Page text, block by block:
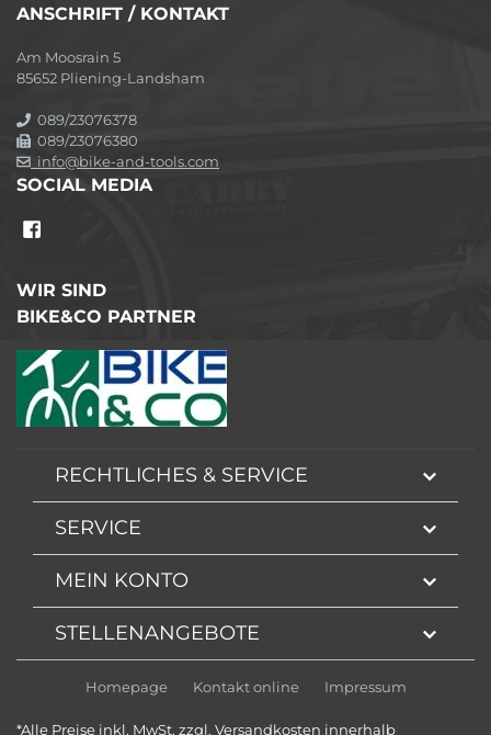
ANSCHRIFT / KONTAKT
Am Moosrain 5
85652 Pliening-Landsham
089/23076378
089/23076380
info@bike-and-tools.com
SOCIAL MEDIA
WIR SIND
BIKE&CO PARTNER
RECHTLICHES & SERVICE
SERVICE
MEIN KONTO
STELLENANGEBOTE
Homepage Kontakt online Impressum
*Alle Preise inkl. MwSt. zzgl. Versandkosten innerhalb